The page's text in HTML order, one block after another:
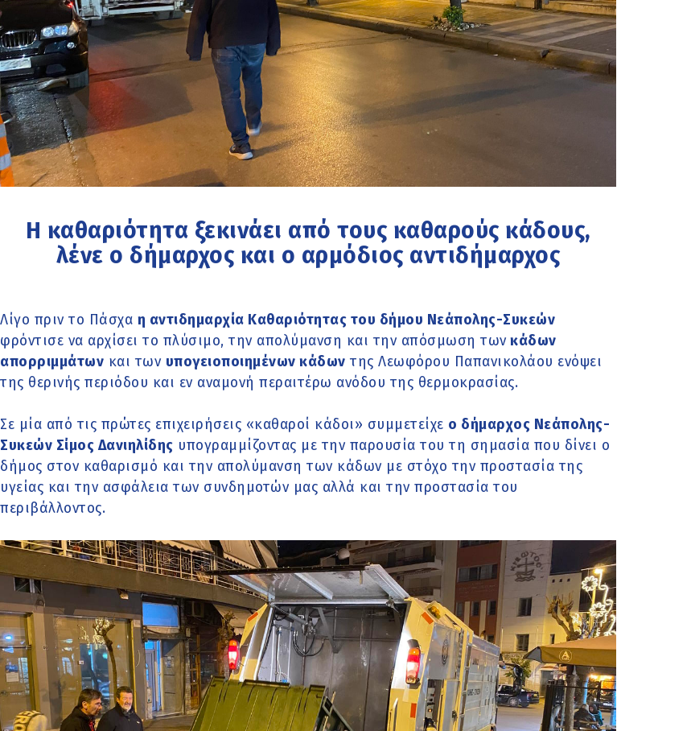
Η καθαριότητα ξεκινάει από τους καθαρούς κάδους,
λένε ο δήμαρχος και ο αρμόδιος αντιδήμαρχος
Λίγο πριν το Πάσχα η αντιδημαρχία Καθαριότητας του δήμου Νεάπολης-Συκεών
φρόντισε να αρχίσει το πλύσιμο, την απολύμανση και την απόσμωση των κάδων
απορριμμάτων και των υπογειοποιημένων κάδων της Λεωφόρου Παπανικολάου ενόψει
της θερινής περιόδου και εν αναμονή περαιτέρω ανόδου της θερμοκρασίας.
Σε μία από τις πρώτες επιχειρήσεις «καθαροί κάδοι» συμμετείχε ο δήμαρχος Νεάπολης-
Συκεών Σίμος Δανιηλίδης υπογραμμίζοντας με την παρουσία του τη σημασία που δίνει ο
δήμος στον καθαρισμό και την απολύμανση των κάδων με στόχο την προστασία της
υγείας και την ασφάλεια των συνδημοτών μας αλλά και την προστασία του
περιβάλλοντος.